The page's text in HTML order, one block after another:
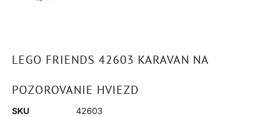
LEGO FRIENDS 42603 KARAVAN NA
POZOROVANIE HVIEZD
SKU
42603